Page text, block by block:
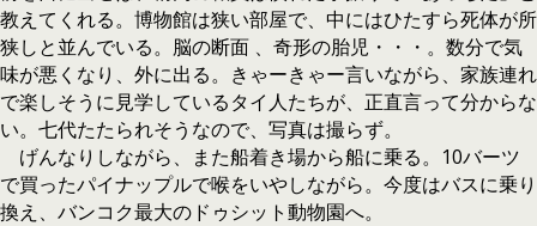
教えてくれる。博物館は狭い部屋で、中にはひたすら死体が所
狭しと並んでいる。脳の断面 、奇形の胎児・・・。数分で気
味が悪くなり、外に出る。きゃーきゃー言いながら、家族連れ
で楽しそうに見学しているタイ人たちが、正直言って分からな
い。七代たたられそうなので、写真は撮らず。
げんなりしながら、また船着き場から船に乗る。10バーツ
で買ったパイナップルで喉をいやしながら。今度はバスに乗り
換え、バンコク最大のドゥシット動物園へ。